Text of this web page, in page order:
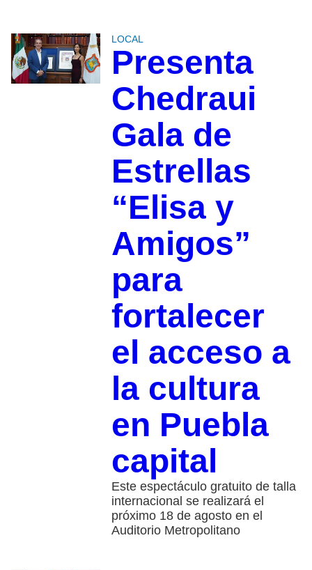
LOCAL
Presenta
Chedraui
Gala de
Estrellas
“Elisa y
Amigos”
para
fortalecer
el acceso a
la cultura
en Puebla
capital
Este espectáculo gratuito de talla
internacional se realizará el
próximo 18 de agosto en el
Auditorio Metropolitano